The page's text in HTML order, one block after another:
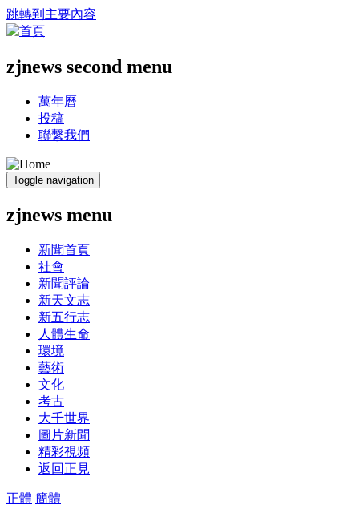
跳轉到主要內容
zjnews second menu
萬年曆
投稿
聯繫我們
Toggle navigation
zjnews menu
新聞首頁
社會
新聞評論
新天文志
新五行志
人體生命
環境
藝術
文化
考古
大千世界
圖片新聞
精彩視頻
返回正見
正體 簡體